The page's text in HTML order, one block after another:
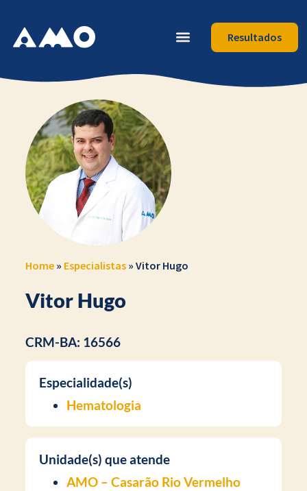
Resultados
Home» Especialistas» Vitor Hugo
Vitor Hugo
CRM-BA: 16566
Especialidade(s)
Hematologia
Unidade(s) que atende
AMO – Casarão Rio Vermelho